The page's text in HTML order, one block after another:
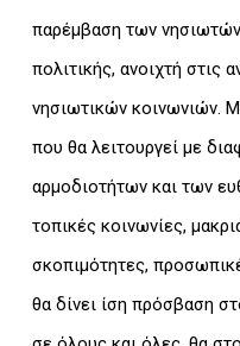
παρέμβαση των
πολιτικής, ανοιχτή στις
νησιωτικών κοινωνιών.
που θα λειτουργεί με
αρμοδιοτήτων και των
τοπικές κοινωνίες,
σκοπιμότητες,
θα δίνει ίση πρόσβαση